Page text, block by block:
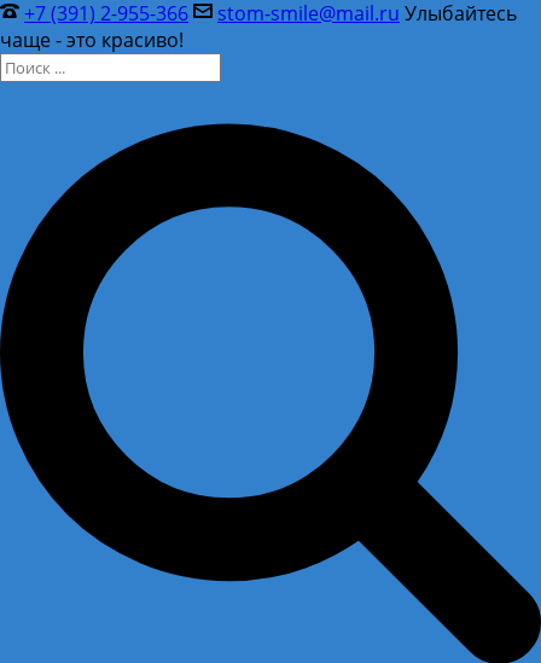
+7 (391) 2-955-366 stom-smile@mail.ru Улыбайтесь
чаще - это красиво!